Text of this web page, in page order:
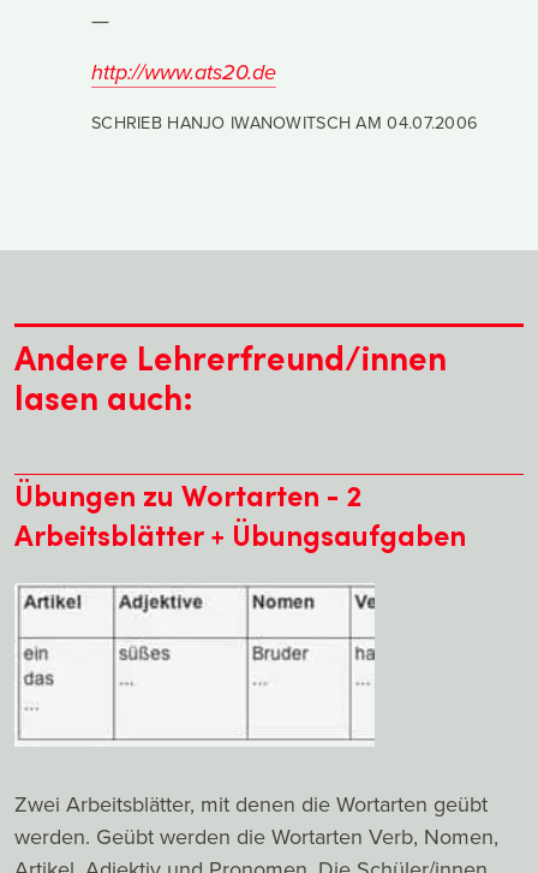
—
http://www.ats20.de
SCHRIEB HANJO IWANOWITSCH AM04.07.2006
Andere Lehrerfreund/innen
lasen auch:
Übungen zu Wortarten - 2
Arbeitsblätter + Übungsaufgaben
Zwei Arbeitsblätter, mit denen die Wortarten geübt
werden. Geübt werden die Wortarten Verb, Nomen,